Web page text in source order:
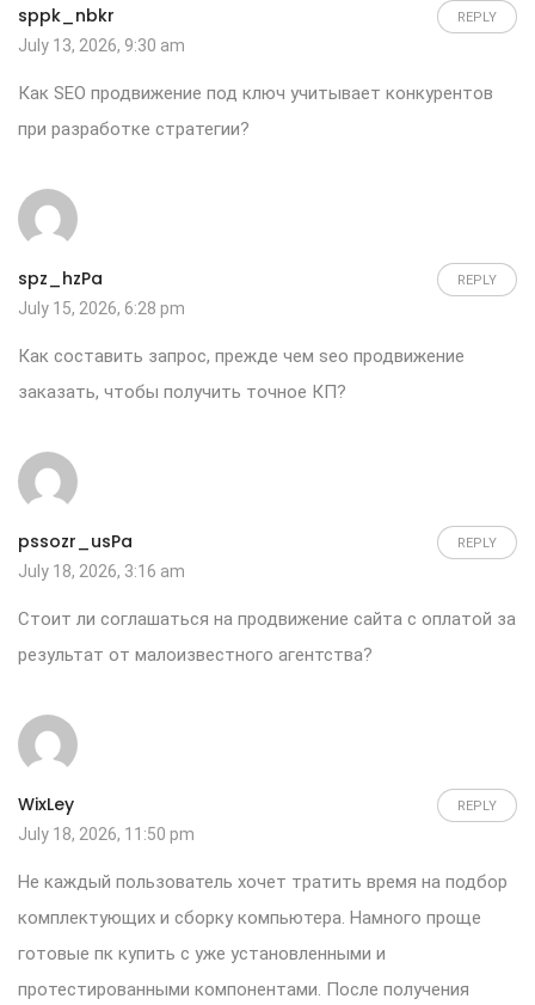
sppk_nbkr REPLY
July 13, 2026, 9:30 am
Как SEO продвижение под ключ учитывает конкурентов
при разработке стратегии?
spz_hzPa REPLY
July 15, 2026, 6:28 pm
Как составить запрос, прежде чем seo продвижение
заказать, чтобы получить точное КП?
pssozr_usPa REPLY
July 18, 2026, 3:16 am
Стоит ли соглашаться на продвижение сайта с оплатой за
результат от малоизвестного агентства?
WixLey REPLY
July 18, 2026, 11:50 pm
Не каждый пользователь хочет тратить время на подбор
комплектующих и сборку компьютера. Намного проще
готовые пк купить с уже установленными и
протестированными компонентами. После получения